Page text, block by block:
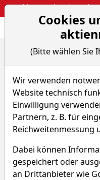
Webinar: So kassierst du
Home ETFs
ETFs
0 A B C D
M N
Cookies
(Bitte wählen Sie
Wir verwenden
Website technisch
Einwilligung
Partnern, z. B. für
Reichweitenmessung
Dabei können
gespeichert oder
an Drittanbieter wie